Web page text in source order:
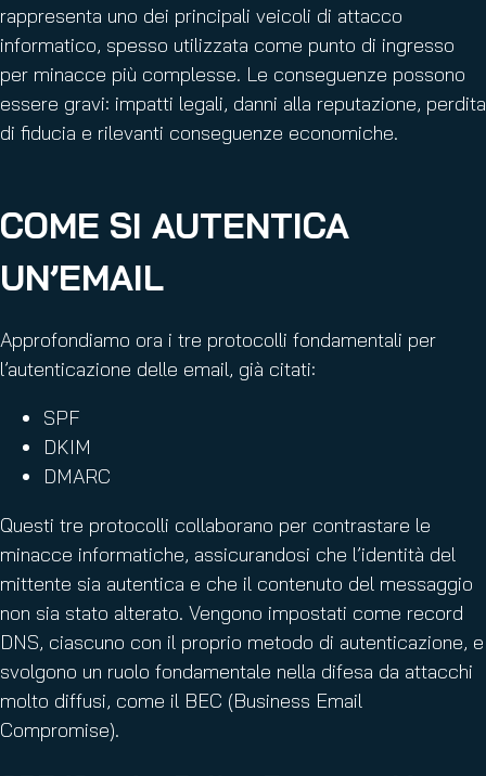
rappresenta uno dei principali veicoli di attacco
informatico, spesso utilizzata come punto di ingresso
per minacce più complesse. Le conseguenze possono
essere gravi: impatti legali, danni alla reputazione, perdita
di fiducia e rilevanti conseguenze economiche.
COME SI AUTENTICA
UN’EMAIL
Approfondiamo ora i tre protocolli fondamentali per
l’autenticazione delle email, già citati:
SPF
DKIM
DMARC
Questi tre protocolli collaborano per contrastare le
minacce informatiche, assicurandosi che l’identità del
mittente sia autentica e che il contenuto del messaggio
non sia stato alterato. Vengono impostati come record
DNS, ciascuno con il proprio metodo di autenticazione, e
svolgono un ruolo fondamentale nella difesa da attacchi
molto diffusi, come il BEC (Business Email
Compromise).